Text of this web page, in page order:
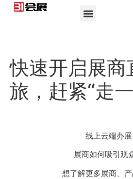
快速开启展商
旅，赶紧“走
线上云端办展
展商如何吸引观
想了解更多展商、